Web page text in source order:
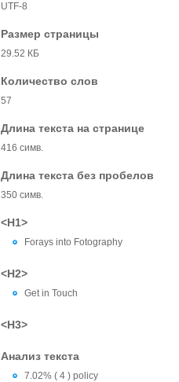
UTF-8
Размер страницы
29.52 КБ
Количество слов
57
Длина текста на странице
416 симв.
Длина текста без пробелов
350 симв.
<H1>
Forays into Fotography
<H2>
Get in Touch
<H3>
Анализ текста
7.02% ( 4 ) policy